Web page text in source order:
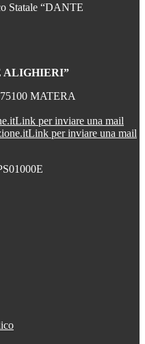
Statale “DANTE
ALIGHIERI”
MATERA
Link per inviare una mail
Link per inviare una mail